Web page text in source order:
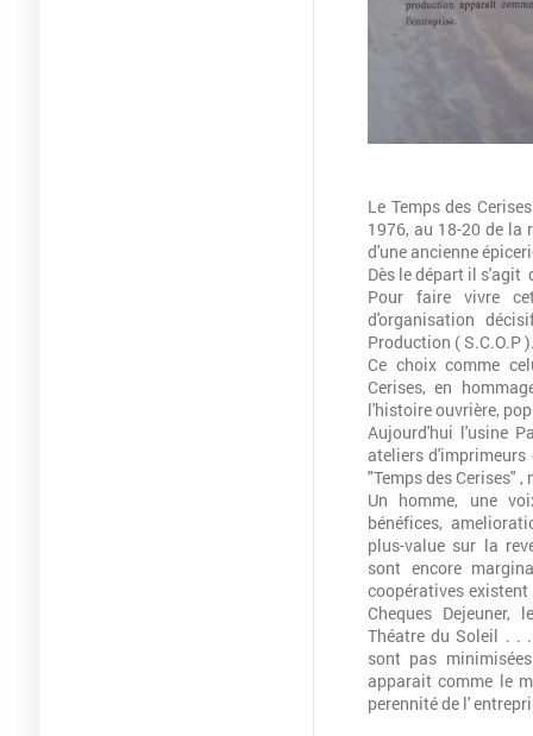
Le Temps des
1976, au 18-20 de la
d'une ancienne
Dès le départ il s'agit
Pour faire vivre
d'organisation
Production ( S.C.O.P
Ce choix comme
Cerises, en
l'histoire ouvrière,
Aujourd'hui l'usine
ateliers
"Temps des Cerises"
Un homme, une
bénéfices,
plus-value sur la
sont encore
coopératives
Cheques Dejeuner,
Théatre du Soleil . .
sont pas
apparait comme le
perennité de l'